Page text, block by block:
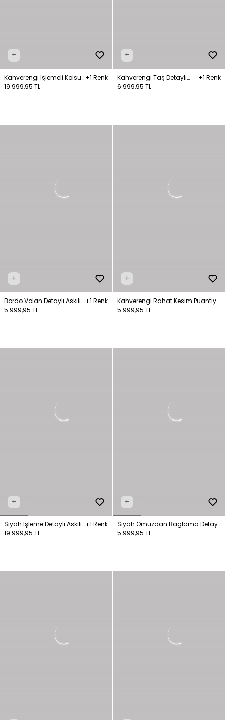
+
Kahverengi İşlemeli Kolsuz
Uzun Tül Elbise
+1 Renk
19.999,95 TL
+
Kahverengi Taş Detaylı
Kısa Kollu Uzun Elbise
+1 Renk
6.999,95 TL
+
Bordo Volan Detaylı Askılı
Uzun Elbise
+1 Renk
5.999,95 TL
+
Kahverengi Rahat Kesim Puantiye
Detaylı Elbise
5.999,95 TL
+
Siyah İşleme Detaylı Askılı
Uzun Elbise
+1 Renk
19.999,95 TL
+
Siyah Omuzdan Bağlama Detaylı
Elbise
5.999,95 TL